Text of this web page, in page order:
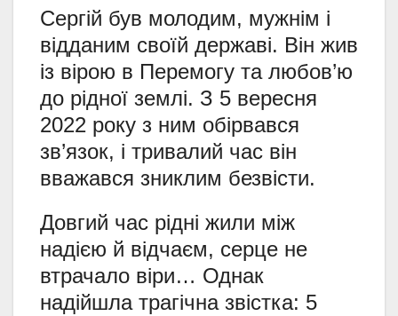
Сергій був молодим, мужнім і
відданим своїй державі. Він жив
із вірою в Перемогу та любов’ю
до рідної землі. З 5 вересня
2022 року з ним обірвався
зв’язок, і тривалий час він
вважався зниклим безвісти.
Довгий час рідні жили між
надією й відчаєм, серце не
втрачало віри… Однак
надійшла трагічна звістка: 5